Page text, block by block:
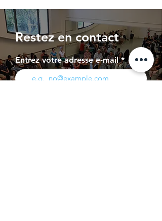
Restez en contact
Entrez votre adresse e-mail